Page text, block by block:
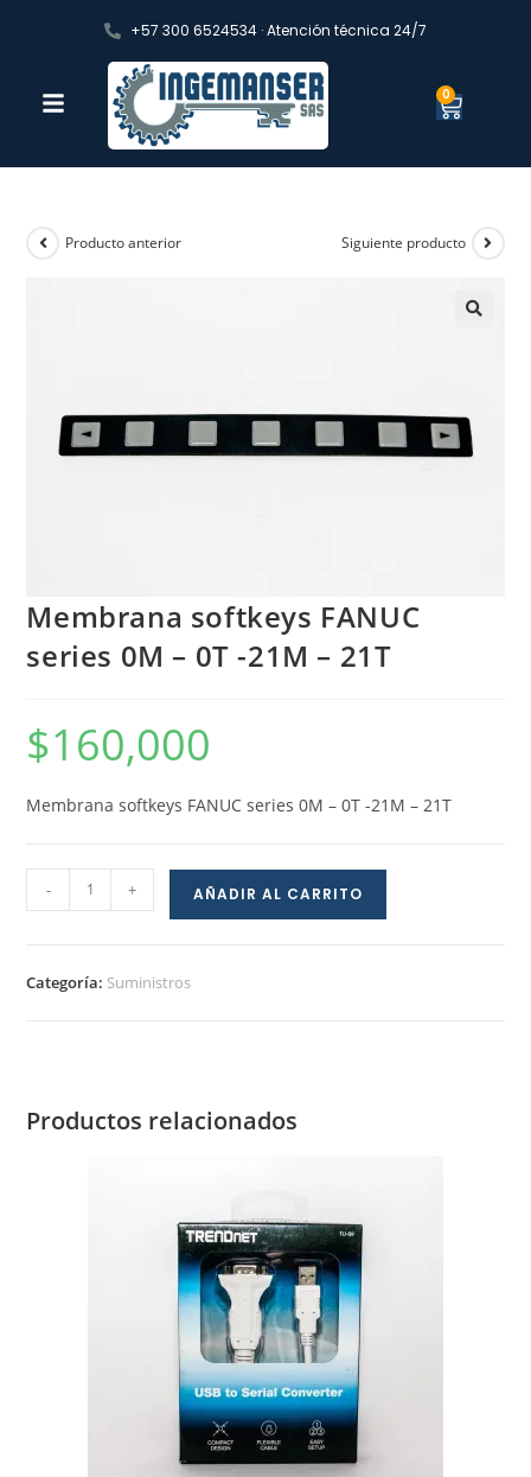
+57 300 6524534 · Atención técnica 24/7
0
Producto anterior Siguiente producto
Membrana softkeys FANUC
series 0M – 0T -21M – 21T
$160,000
Membrana softkeys FANUC series 0M – 0T -21M – 21T
- + AÑADIR AL CARRITO
Categoría: Suministros
Productos relacionados